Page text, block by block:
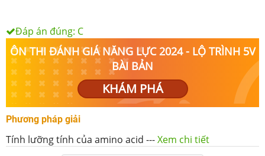
Đáp án đúng: C
ÔN THI ĐÁNH GIÁ NĂNG LỰC 2024 - LỘ TRÌNH 5V
BÀI BẢN
KHÁM PHÁ
Phương pháp giải
Tính lưỡng tính của amino acid ---Xem chi tiết